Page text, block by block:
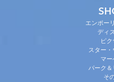
エンポー
ディ
ピク
スター
マー
パーク＆
そ